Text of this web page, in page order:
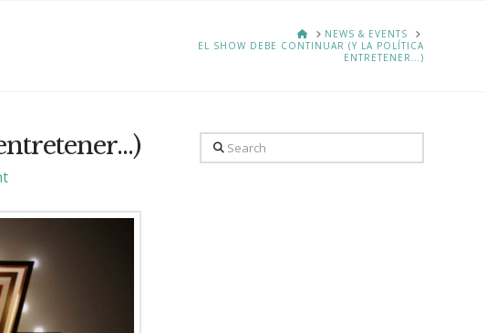
HOMENEWS & EVENTS
EL SHOW DEBE CONTINUAR (Y LA POLÍTICA
ENTRETENER…)
Search